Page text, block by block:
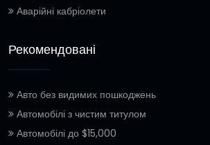
Аварійні кабріолети
Рекомендовані
Авто без видимих пошкоджень
Автомобілі з чистим титулом
Автомобілі до $15,000